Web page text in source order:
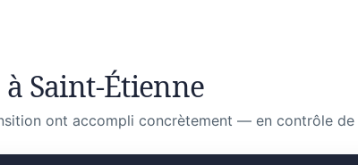
Saint-Étienne
ont accompli concrètement — en contrôle